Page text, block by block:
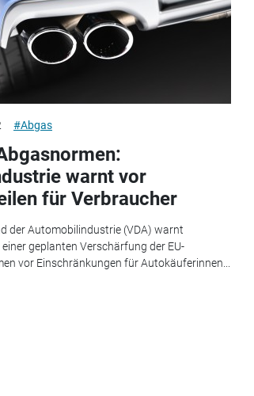
#Abgas
warnt vor
für Verbraucher
der Automobilindustrie (VDA) warnt
geplanten Verschärfung der EU-
vor Einschränkungen für Autokäuferinnen...